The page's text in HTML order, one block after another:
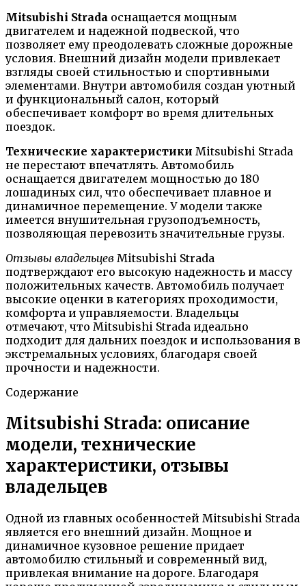
Mitsubishi Strada оснащается мощным
двигателем и надежной подвеской, что
позволяет ему преодолевать сложные дорожные
условия. Внешний дизайн модели привлекает
взгляды своей стильностью и спортивными
элементами. Внутри автомобиля создан уютный
и функциональный салон, который
обеспечивает комфорт во время длительных
поездок.
Технические характеристики Mitsubishi Strada
не перестают впечатлять. Автомобиль
оснащается двигателем мощностью до 180
лошадиных сил, что обеспечивает плавное и
динамичное перемещение. У модели также
имеется внушительная грузоподъемность,
позволяющая перевозить значительные грузы.
Отзывы владельцев Mitsubishi Strada
подтверждают его высокую надежность и массу
положительных качеств. Автомобиль получает
высокие оценки в категориях проходимости,
комфорта и управляемости. Владельцы
отмечают, что Mitsubishi Strada идеально
подходит для дальних поездок и использования в
экстремальных условиях, благодаря своей
прочности и надежности.
Содержание
Mitsubishi Strada: описание
модели, технические
характеристики, отзывы
владельцев
Одной из главных особенностей Mitsubishi Strada
является его внешний дизайн. Мощное и
динамичное кузовное решение придает
автомобилю стильный и современный вид,
привлекая внимание на дороге. Благодаря